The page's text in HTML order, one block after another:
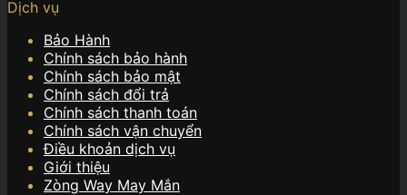
Dịch vụ
Bảo Hành
Chính sách bảo hành
Chính sách bảo mật
Chính sách đổi trả
Chính sách thanh toán
Chính sách vận chuyển
Điều khoản dịch vụ
Giới thiệu
Zòng Way May Mắn